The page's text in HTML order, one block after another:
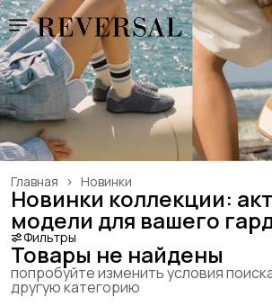
Новинки
Главная ›
Новинки коллекции:
модели для вашего
Фильтры
Товары не найдены
попробуйте изменить условия
другую категорию